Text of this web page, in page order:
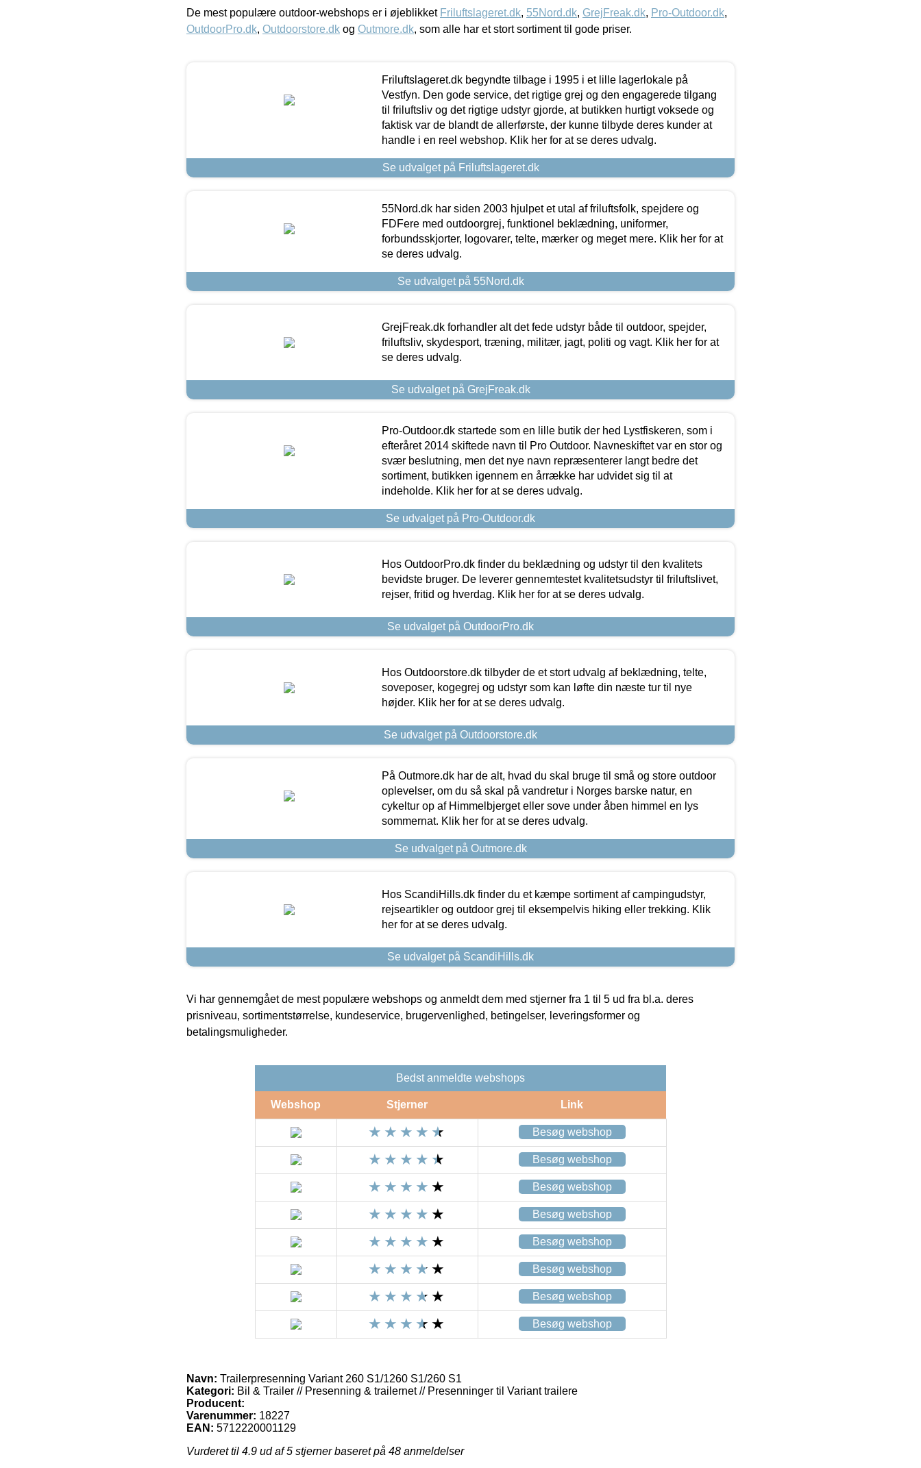
De mest populære outdoor-webshops er i øjeblikket Friluftslageret.dk, 55Nord.dk, GrejFreak.dk, Pro-Outdoor.dk,
OutdoorPro.dk, Outdoorstore.dk og Outmore.dk, som alle har et stort sortiment til gode priser.
Friluftslageret.dk begyndte tilbage i 1995 i et lille lagerlokale på
Vestfyn. Den gode service, det rigtige grej og den engagerede tilgang
til friluftsliv og det rigtige udstyr gjorde, at butikken hurtigt voksede og
faktisk var de blandt de allerførste, der kunne tilbyde deres kunder at
handle i en reel webshop. Klik her for at se deres udvalg.
Se udvalget på Friluftslageret.dk
55Nord.dk har siden 2003 hjulpet et utal af friluftsfolk, spejdere og
FDFere med outdoorgrej, funktionel beklædning, uniformer,
forbundsskjorter, logovarer, telte, mærker og meget mere. Klik her for at
se deres udvalg.
Se udvalget på 55Nord.dk
GrejFreak.dk forhandler alt det fede udstyr både til outdoor, spejder,
friluftsliv, skydesport, træning, militær, jagt, politi og vagt. Klik her for at
se deres udvalg.
Se udvalget på GrejFreak.dk
Pro-Outdoor.dk startede som en lille butik der hed Lystfiskeren, som i
efteråret 2014 skiftede navn til Pro Outdoor. Navneskiftet var en stor og
svær beslutning, men det nye navn repræsenterer langt bedre det
sortiment, butikken igennem en årrække har udvidet sig til at
indeholde. Klik her for at se deres udvalg.
Se udvalget på Pro-Outdoor.dk
Hos OutdoorPro.dk finder du beklædning og udstyr til den kvalitets
bevidste bruger. De leverer gennemtestet kvalitetsudstyr til friluftslivet,
rejser, fritid og hverdag. Klik her for at se deres udvalg.
Se udvalget på OutdoorPro.dk
Hos Outdoorstore.dk tilbyder de et stort udvalg af beklædning, telte,
soveposer, kogegrej og udstyr som kan løfte din næste tur til nye
højder. Klik her for at se deres udvalg.
Se udvalget på Outdoorstore.dk
På Outmore.dk har de alt, hvad du skal bruge til små og store outdoor
oplevelser, om du så skal på vandretur i Norges barske natur, en
cykeltur op af Himmelbjerget eller sove under åben himmel en lys
sommernat. Klik her for at se deres udvalg.
Se udvalget på Outmore.dk
Hos ScandiHills.dk finder du et kæmpe sortiment af campingudstyr,
rejseartikler og outdoor grej til eksempelvis hiking eller trekking. Klik
her for at se deres udvalg.
Se udvalget på ScandiHills.dk
Vi har gennemgået de mest populære webshops og anmeldt dem med stjerner fra 1 til 5 ud fra bl.a. deres
prisniveau, sortimentstørrelse, kundeservice, brugervenlighed, betingelser, leveringsformer og
betalingsmuligheder.
Bedst anmeldte webshops
Webshop Stjerner Link
Besøg webshop
Besøg webshop
Besøg webshop
Besøg webshop
Besøg webshop
Besøg webshop
Besøg webshop
Besøg webshop
Navn: Trailerpresenning Variant 260 S1/1260 S1/260 S1
Kategori: Bil & Trailer // Presenning & trailernet // Presenninger til Variant trailere
Producent:
Varenummer: 18227
EAN: 5712220001129
Vurderet til 4.9 ud af 5 stjerner baseret på 48 anmeldelser